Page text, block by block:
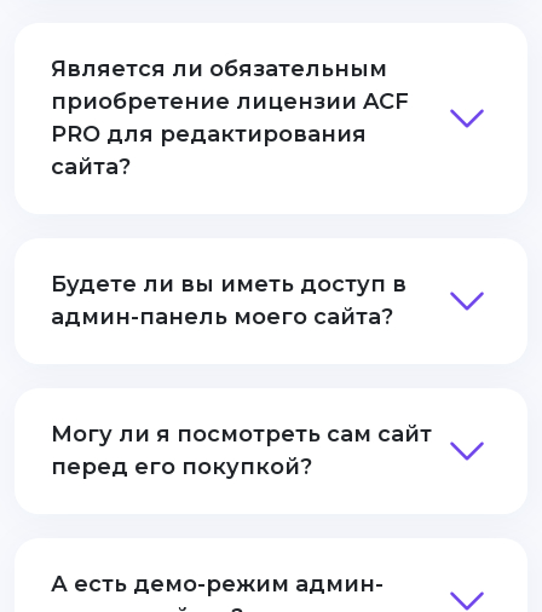
Является ли обязательным
приобретение лицензии ACF
PRO для редактирования
сайта?
Будете ли вы иметь доступ в
админ-панель моего сайта?
Могу ли я посмотреть сам сайт
перед его покупкой?
А есть демо-режим админ-